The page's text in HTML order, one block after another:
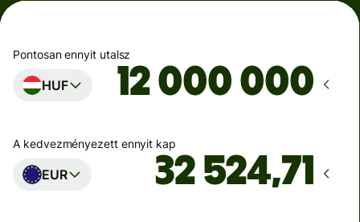
Pontosan ennyit utalsz
HUF
A kedvezményezett ennyit kap
EUR